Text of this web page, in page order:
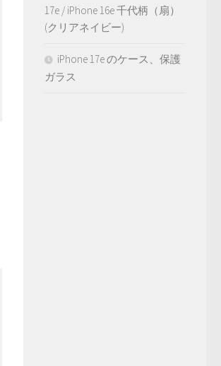
17e / iPhone 16e 千代柄（扇）
(クリアネイビー)
iPhone 17e のケース、保護
ガラス